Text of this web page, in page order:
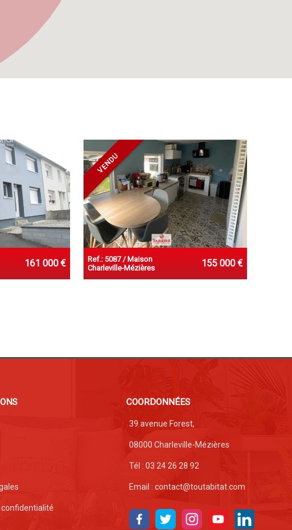
161 000 €
VENDU
Ref.: 5087 / Maison
Charleville-Mézières
155 000 €
confidentialité
COORDONNÉES
39 avenue Forest,
08000 Charleville-Mézières
Tél : 03 24 26 28 92
Email : contact@toutabitat.com